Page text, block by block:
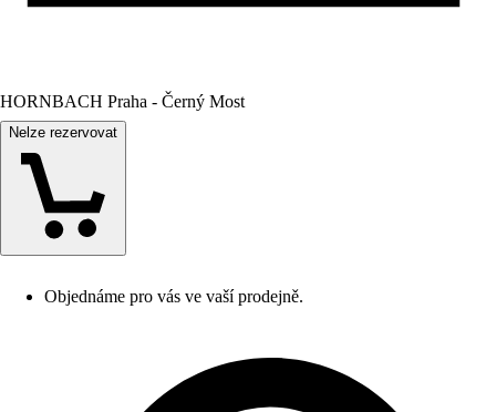
HORNBACH Praha - Černý Most
Nelze rezervovat
Objednáme pro vás ve vaší prodejně.